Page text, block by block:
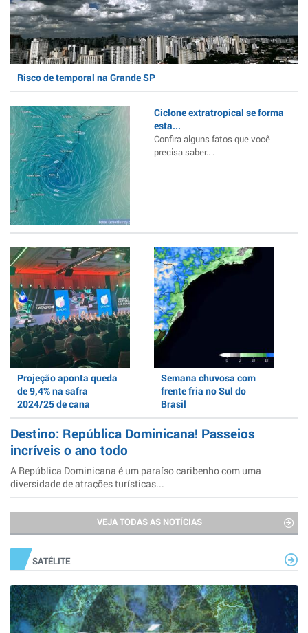
Risco de temporal na Grande SP
Ciclone extratropical se forma
esta...
Confira alguns fatos que você
precisa saber.. .
Projeção aponta queda
de 9,4% na safra
2024/25 de cana
Semana chuvosa com
frente fria no Sul do
Brasil
Destino: República Dominicana! Passeios
incríveis o ano todo
A República Dominicana é um paraíso caribenho com uma
diversidade de atrações turísticas...
VEJA TODAS AS NOTÍCIAS
SATÉLITE